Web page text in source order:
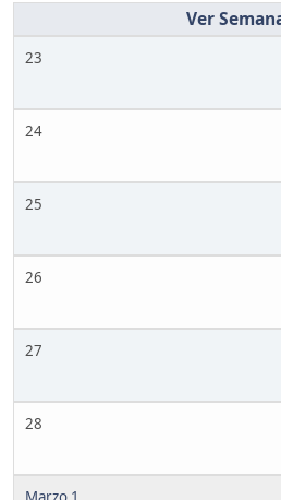
23
24
25
26
27
28